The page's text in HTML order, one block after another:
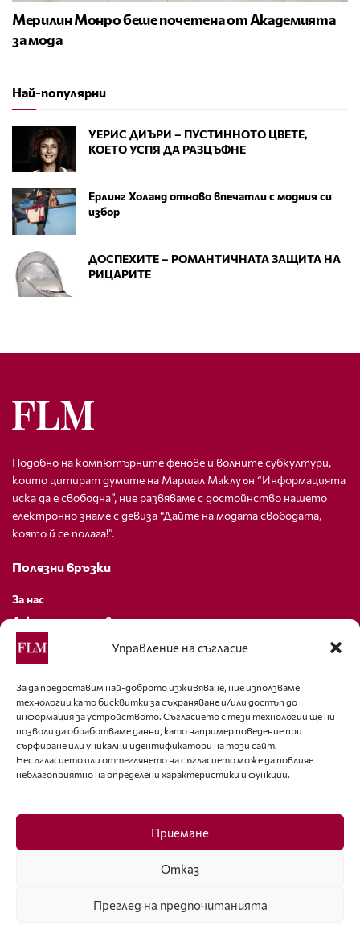
Управление на съгласие
За да предоставим най-доброто изживяване, ние използваме
технологии като бисквитки за съхраняване и/или достъп до
информация за устройството. Съгласието с тези технологии ще ни
позволи да обработваме данни, като например поведение при
сърфиране или уникални идентификатори на този сайт.
Несъгласието или оттеглянето на съгласието може да повлияе
неблагоприятно на определени характеристики и функции.
Приемане
Отказ
Преглед на предпочитанията
Мерилин Монро беше почетена от Академията
за мода
Най-популярни
УЕРИС ДИЪРИ – ПУСТИННОТО ЦВЕТЕ,
КОЕТО УСПЯ ДА РАЗЦЪФНЕ
Ерлинг Холанд отново впечатли с модния си
избор
ДОСПЕХИТЕ – РОМАНТИЧНАТА ЗАЩИТА НА
РИЦАРИТЕ
Подобно на компютърните фенове и волните субкултури,
които цитират думите на Маршал Маклуън “Информацията
иска да е свободна”, ние развяваме с достойнство нашето
електронно знаме с девиза “Дайте на модата свободата,
която й се полага!”.
Полезни връзки
За нас
Декларация за поверителност
Политика за бисквитки
За контакти
editor@fashion-lifestyle.net
+359 88 227 33 47
Последвайте ни
Facebook
ISSN 1314-8915 Copyright © 2007-2025 Ot igla do konetz Ltd. & Fashion.bg